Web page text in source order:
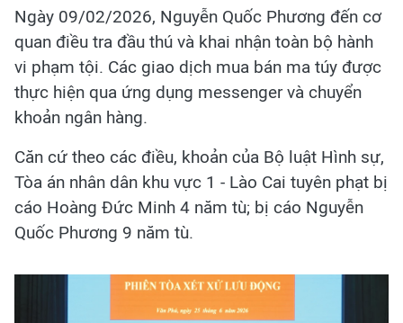
Ngày 09/02/2026, Nguyễn Quốc Phương đến cơ
quan điều tra đầu thú và khai nhận toàn bộ hành
vi phạm tội. Các giao dịch mua bán ma túy được
thực hiện qua ứng dụng messenger và chuyển
khoản ngân hàng.
Căn cứ theo các điều, khoản của Bộ luật Hình sự,
Tòa án nhân dân khu vực 1 - Lào Cai tuyên phạt bị
cáo Hoàng Đức Minh 4 năm tù; bị cáo Nguyễn
Quốc Phương 9 năm tù.